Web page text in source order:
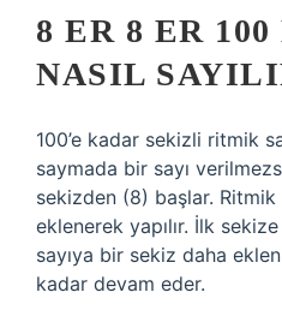
8 ER 8 ER
NASIL
100’e kadar sekizli ritmik
saymada bir sayı
sekizden (8) başlar. Ritmik
eklenerek yapılır. İlk
sayıya bir sekiz daha
kadar devam eder.